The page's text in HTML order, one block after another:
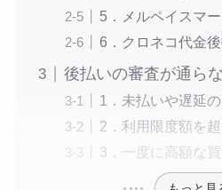
5．メルペイスマ
6．クロネコ代金
後払いの審査が通ら
1．未払いや遅延
2．利用限度額を
3．一度に高額な